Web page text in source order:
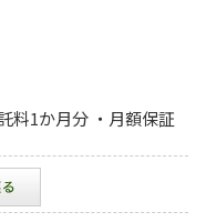
料1か月分 ・月額保証